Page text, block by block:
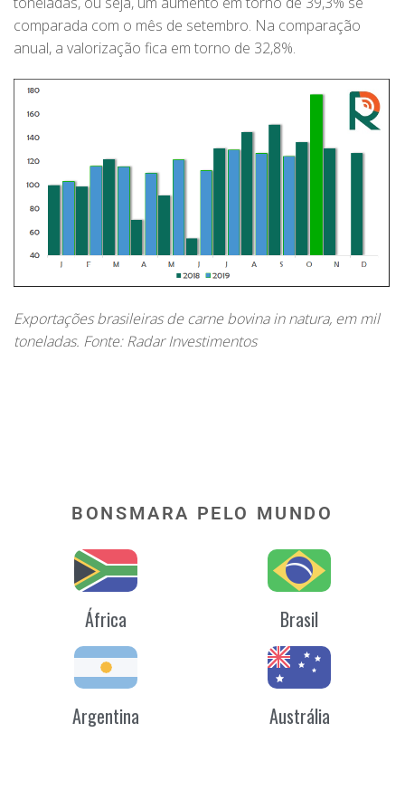
comparada com o mês de setembro. Na comparação
anual, a valorização fica em torno de 32,8%.
Exportações brasileiras de carne bovina in natura, em mil
toneladas. Fonte: Radar Investimentos
BONSMARA PELO MUNDO
África Brasil
Argentina Austrália